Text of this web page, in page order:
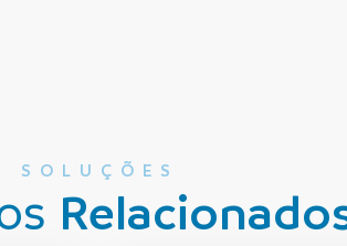
SOLUÇÕES